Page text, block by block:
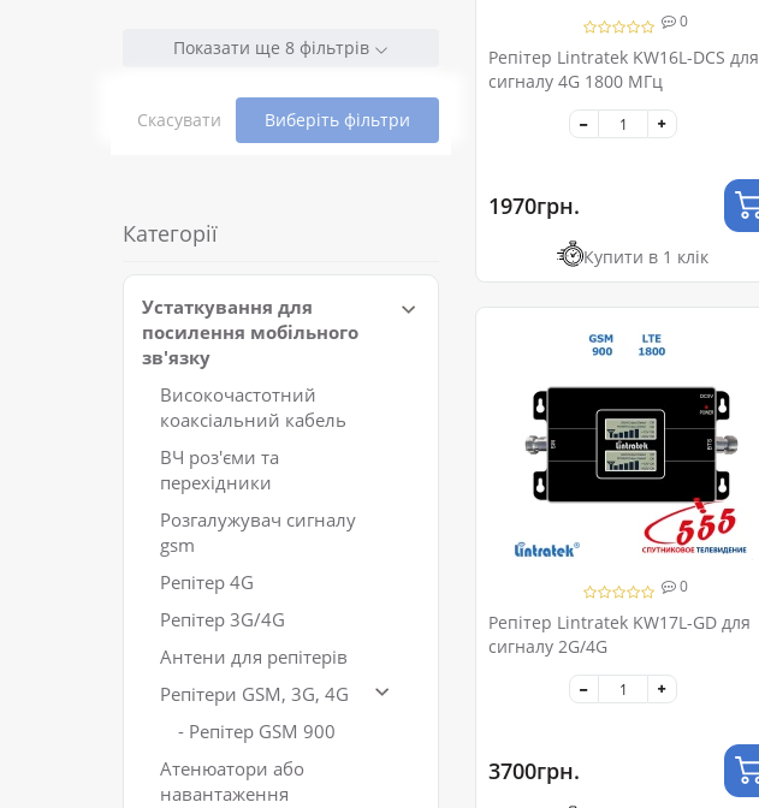
Показати ще 8 фільтрів
Скасувати Виберіть фільтри
Категорії
Устаткування для
посилення мобільного
зв'язку
Високочастотний
коаксіальний кабель
ВЧ роз'єми та
перехідники
Розгалужувач сигналу
gsm
Репітер 4G
Репітер 3G/4G
Антени для репітерів
Репітери GSM, 3G, 4G
- Репітер GSM 900
Атенюатори або
навантаження
0
Репітер Lintratek KW16L-DCS для
сигналу 4G 1800 МГц
1970грн.
Купити в 1 клік
0
Репітер Lintratek KW17L-GD для
сигналу 2G/4G
3700грн.